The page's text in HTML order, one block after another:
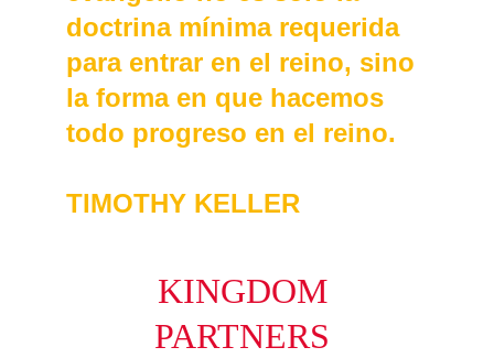
doctrina mínima requerida
para entrar en el reino, sino
la forma en que hacemos
todo progreso en el reino.
TIMOTHY KELLER
KINGDOM
PARTNERS